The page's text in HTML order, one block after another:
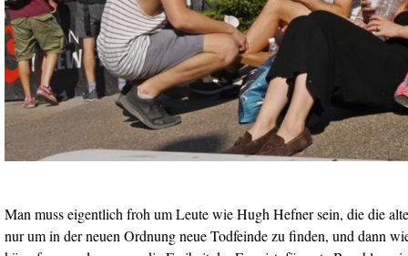
Man muss eigentlich froh um Leute wie Hugh Hefner sein, die die
nur um in der neuen Ordnung neue Todfeinde zu finden, und dann